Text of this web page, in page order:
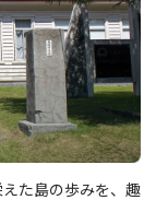
た島の歩みを、趣